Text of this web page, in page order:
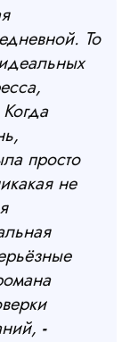
То
просто
не
-